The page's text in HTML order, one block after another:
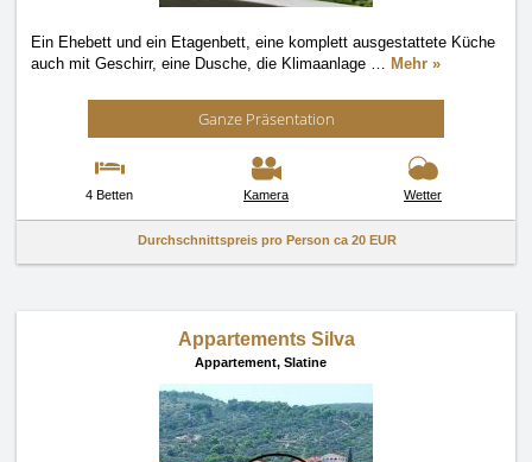
Ein Ehebett und ein Etagenbett, eine komplett ausgestattete Küche
auch mit Geschirr, eine Dusche, die Klimaanlage … Mehr »
Ganze Präsentation
4 Betten Kamera Wetter
Durchschnittspreis pro Person ca 20 EUR
Appartements Silva
Appartement, Slatine